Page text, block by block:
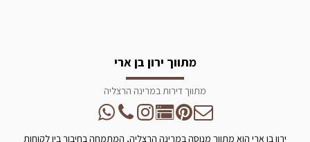
מתווך ירון בן ארי
מתווך דירות במרינה הרצליה
ירון בן ארי הוא מתווך מנוסה במרינה הרצליה, המתמחה בחיבור בין לקוחות